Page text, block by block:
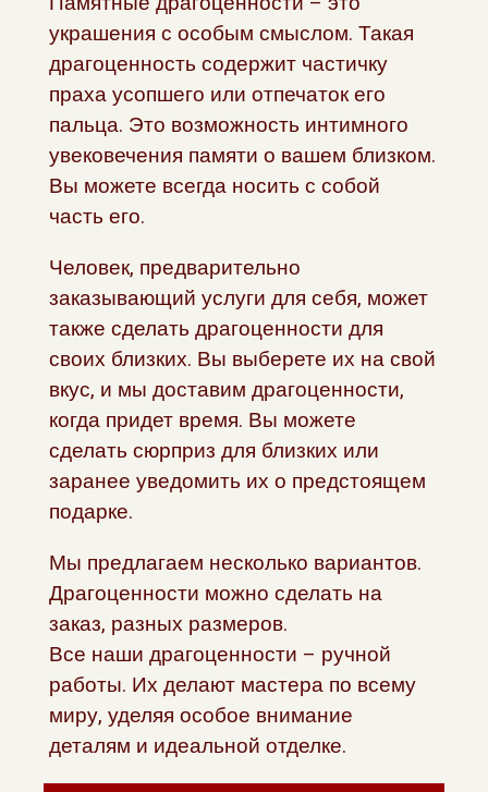
украшения с особым смыслом. Такая
драгоценность содержит частичку
праха усопшего или отпечаток его
пальца. Это возможность интимного
увековечения памяти о вашем близком.
Вы можете всегда носить с собой
часть его.
Человек, предварительно
заказывающий услуги для себя, может
также сделать драгоценности для
своих близких. Вы выберете их на свой
вкус, и мы доставим драгоценности,
когда придет время. Вы можете
сделать сюрприз для близких или
заранее уведомить их о предстоящем
подарке.
Мы предлагаем несколько вариантов.
Драгоценности можно сделать на
заказ, разных размеров.
Все наши драгоценности – ручной
работы. Их делают мастера по всему
миру, уделяя особое внимание
деталям и идеальной отделке.